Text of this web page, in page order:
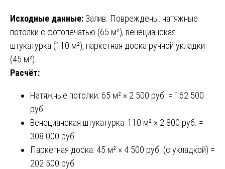
Исходные данные: Залив. Повреждены: натяжные
потолки с фотопечатью (65 м²), венецианская
штукатурка (110 м²), паркетная доска ручной укладки
(45 м²).
Расчёт:
Натяжные потолки: 65 м² × 2 500 руб. = 162 500
руб.
Венецианская штукатурка: 110 м² × 2 800 руб. =
308 000 руб.
Паркетная доска: 45 м² × 4 500 руб. (с укладкой) =
202 500 руб.